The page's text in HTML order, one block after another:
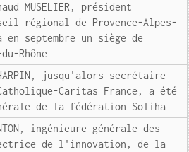
MUSELIER, président
régional de Provence-Alpes-
septembre un siège de
Rhône
jusqu'alors secrétaire
Caritas France, a été
de la fédération Soliha
ingénieure générale des
de l'innovation, de la